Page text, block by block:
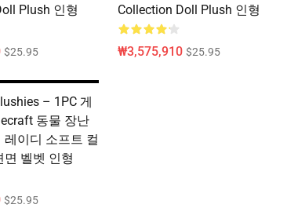
Plush 인형
$25.95
Collection Doll Plush 인형
₩3,575,910 $25.95
– 1PC 게
동물 장난
레이디 소프트 컬
면 벨벳 인형
$25.95